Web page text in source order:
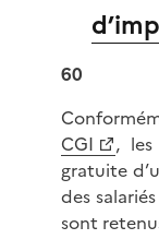
60
CGI
,
gratuite
des
sont